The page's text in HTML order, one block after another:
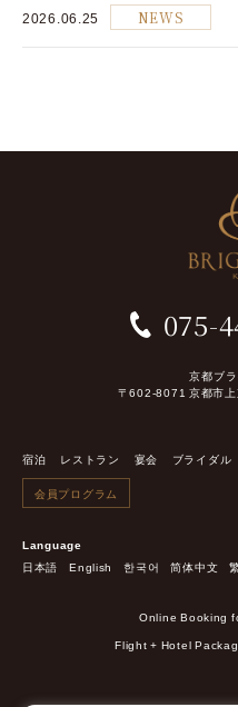
2026.06.25 NEWS
075-
京都ブ
〒602-8071 京都市上
宿泊 レストラン 宴会 ブライダル
会員プログラム
Language
日本語
English 한국어 简体中文
Online Booking
Flight + Hotel